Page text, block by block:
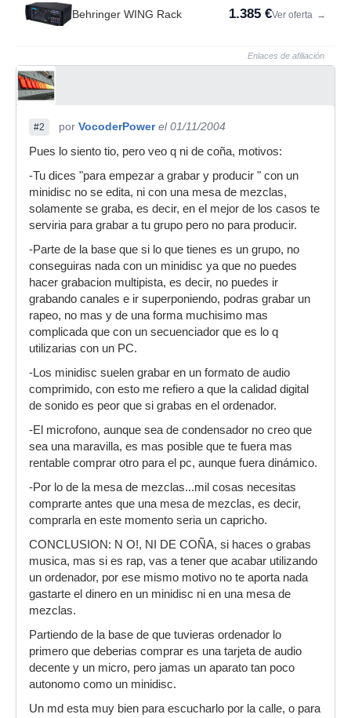
Behringer WING Rack 1.385 €Ver oferta →
Enlaces de afiliación
#2 por VocoderPower el 01/11/2004
Pues lo siento tio, pero veo q ni de coña, motivos:
-Tu dices "para empezar a grabar y producir " con un
minidisc no se edita, ni con una mesa de mezclas,
solamente se graba, es decir, en el mejor de los casos te
serviria para grabar a tu grupo pero no para producir.
-Parte de la base que si lo que tienes es un grupo, no
conseguiras nada con un minidisc ya que no puedes
hacer grabacion multipista, es decir, no puedes ir
grabando canales e ir superponiendo, podras grabar un
rapeo, no mas y de una forma muchisimo mas
complicada que con un secuenciador que es lo q
utilizarias con un PC.
-Los minidisc suelen grabar en un formato de audio
comprimido, con esto me refiero a que la calidad digital
de sonido es peor que si grabas en el ordenador.
-El microfono, aunque sea de condensador no creo que
sea una maravilla, es mas posible que te fuera mas
rentable comprar otro para el pc, aunque fuera dinámico.
-Por lo de la mesa de mezclas...mil cosas necesitas
comprarte antes que una mesa de mezclas, es decir,
comprarla en este momento seria un capricho.
CONCLUSION: N O!, NI DE COÑA, si haces o grabas
musica, mas si es rap, vas a tener que acabar utilizando
un ordenador, por ese mismo motivo no te aporta nada
gastarte el dinero en un minidisc ni en una mesa de
mezclas.
Partiendo de la base de que tuvieras ordenador lo
primero que deberias comprar es una tarjeta de audio
decente y un micro, pero jamas un aparato tan poco
autonomo como un minidisc.
Un md esta muy bien para escucharlo por la calle, o para